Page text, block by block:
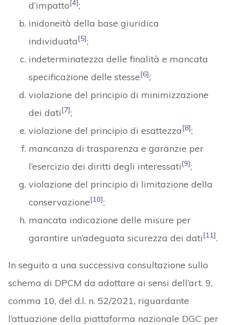
d’impatto [4];
inidoneità della base giuridica
individuata[5];
indeterminatezza delle finalità e mancata
specificazione delle stesse[6];
violazione del principio di minimizzazione
dei dati[7];
violazione del principio di esattezza[8];
mancanza di trasparenza e garanzie per
l’esercizio dei diritti degli interessati[9];
violazione del principio di limitazione della
conservazione[10];
mancata indicazione delle misure per
garantire un’adeguata sicurezza dei dati[11].
In seguito a una successiva consultazione sullo
schema di DPCM da adottare ai sensi dell’art. 9,
comma 10, del d.l. n. 52/2021, riguardante
l’attuazione della piattaforma nazionale DGC per